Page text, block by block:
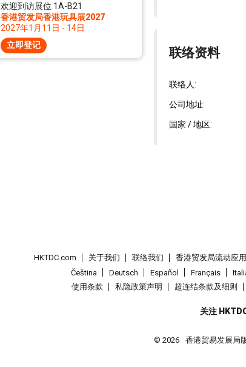
欢迎到访展位 1A-B21
香港贸发局香港玩具展2027
2027年1月11日 - 14日
立即登记
联络资料
联络人:
公司地址:
国家 / 地区:
HKTDC.com 关于我们 联络我们 香港贸发局流动应
Čeština
Deutsch Español Français
使用条款
私隐政策声明 超连结条款及细则
关注
© 2026 香港贸易发展局